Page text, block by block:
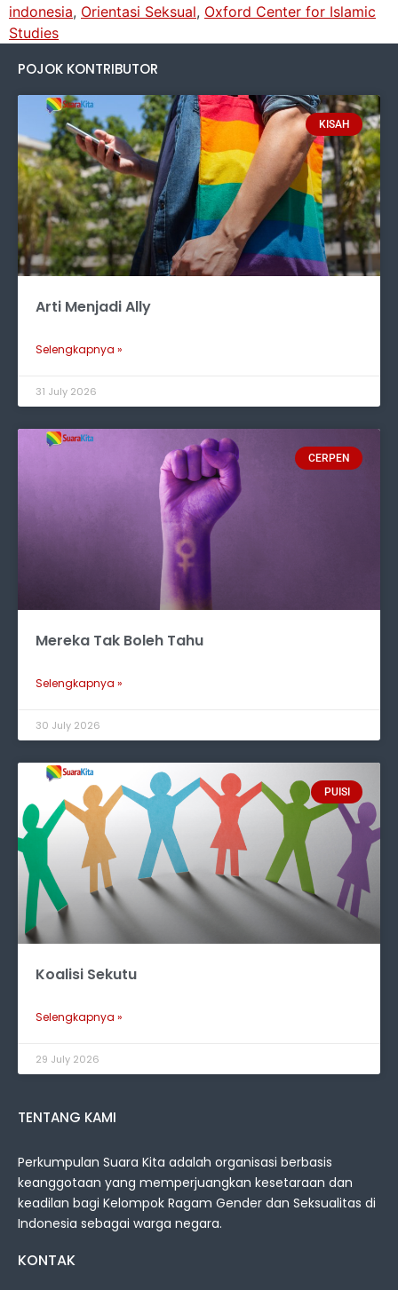
indonesia, Orientasi Seksual, Oxford Center for Islamic
Studies
POJOK KONTRIBUTOR
KISAH
Arti Menjadi Ally
Selengkapnya »
31 July 2026
CERPEN
Mereka Tak Boleh Tahu
Selengkapnya »
30 July 2026
PUISI
Koalisi Sekutu
Selengkapnya »
29 July 2026
TENTANG KAMI
Perkumpulan Suara Kita adalah organisasi berbasis
keanggotaan yang memperjuangkan kesetaraan dan
keadilan bagi Kelompok Ragam Gender dan Seksualitas di
Indonesia sebagai warga negara.
KONTAK